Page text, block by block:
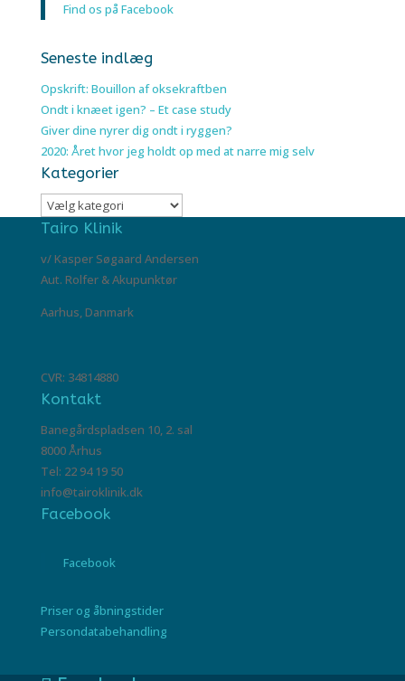
Find os på Facebook
Seneste indlæg
Opskrift: Bouillon af oksekraftben
Ondt i knæet igen? – Et case study
Giver dine nyrer dig ondt i ryggen?
2020: Året hvor jeg holdt op med at narre mig selv
Kategorier
Kategorier
Tairo Klinik
v/ Kasper Søgaard Andersen
Aut. Rolfer & Akupunktør
Aarhus, Danmark
CVR: 34814880
Kontakt
Banegårdspladsen 10, 2. sal
8000 Århus
Tel: 22 94 19 50
info@tairoklinik.dk
Facebook
Facebook
Priser og åbningstider
Persondatabehandling